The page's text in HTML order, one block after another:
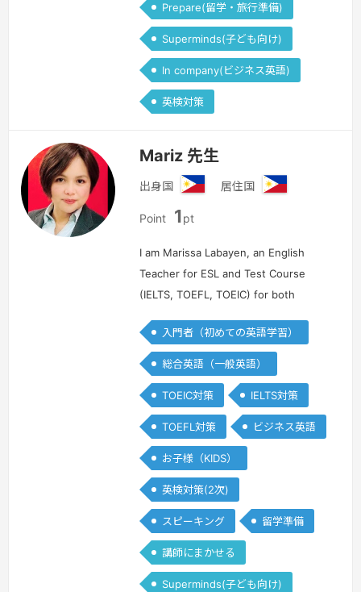
Prepare(留学・旅行準備)
Superminds(子ども向け)
In company(ビジネス英語)
英検対策
Mariz 先生
出身国
ィ
ピ
ン
居住国
ピ
ン
Point 1pt
I am Marissa Labayen, an English
Teacher for ESL and Test Course
(IELTS, TOEFL, TOEIC) for both
and adults students from different
walks of life from elementary ,…
を見る »
入門者（初めての英語学習）
総合英語（一般英語）
TOEIC対策 IELTS対策
TOEFL対策 ビジネス英語
お子様（KIDS）
英検対策(2次)
スピーキング 留学準備
講師にまかせる
Superminds(子ども向け)